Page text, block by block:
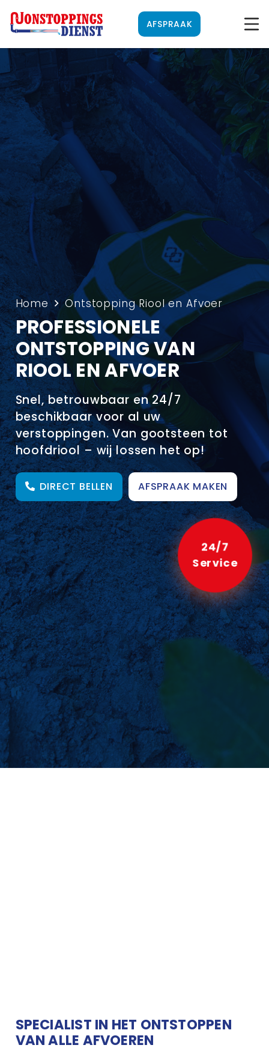
AFSPRAAK
Home Ontstopping Riool en Afvoer
PROFESSIONELE
ONTSTOPPING VAN
RIOOL EN AFVOER
Snel, betrouwbaar en 24/7
beschikbaar voor al uw
verstoppingen. Van gootsteen tot
hoofdriool – wij lossen het op!
DIRECT BELLEN AFSPRAAK MAKEN
24/7
Service
SPECIALIST IN HET ONTSTOPPEN
VAN ALLE AFVOEREN